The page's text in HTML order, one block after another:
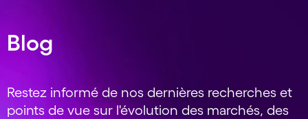
Blog
Restez informé de nos dernières recherches et
points de vue sur l'évolution des marchés, des